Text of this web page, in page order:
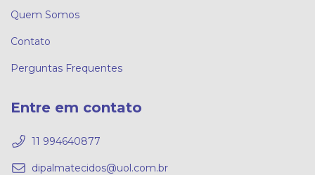
Quem Somos
Contato
Perguntas Frequentes
Entre em contato
11 994640877
dipalmatecidos@uol.com.br